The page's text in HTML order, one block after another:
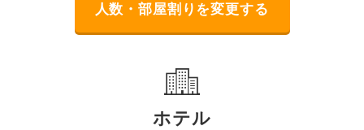
人数・部屋割りを変更する
ホテル